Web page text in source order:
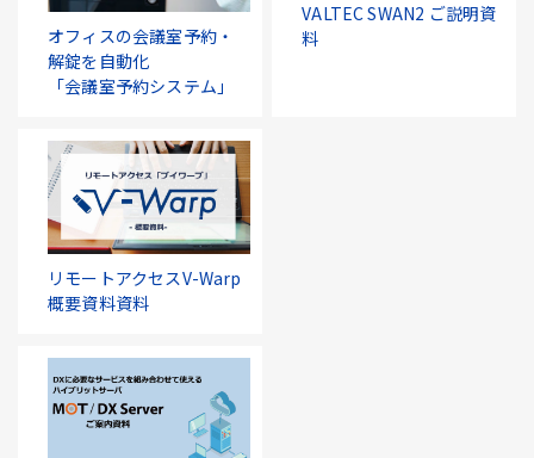
オフィスの会議室予約・
解錠を自動化
「会議室予約システム」
VALTEC SWAN2 ご説明資
料
リモートアクセスV-Warp
概要資料資料